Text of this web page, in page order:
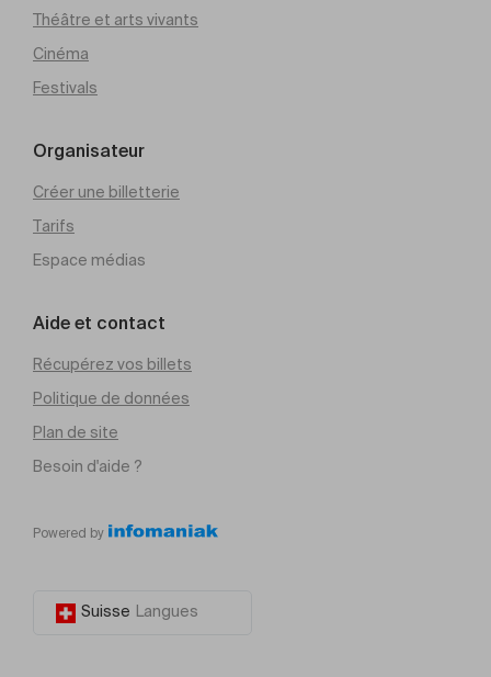
Théâtre et arts vivants
Cinéma
Festivals
Organisateur
Créer une billetterie
Tarifs
Espace médias
Aide et contact
Récupérez vos billets
Politique de données
Plan de site
Besoin d'aide ?
Powered by
Suisse Langues